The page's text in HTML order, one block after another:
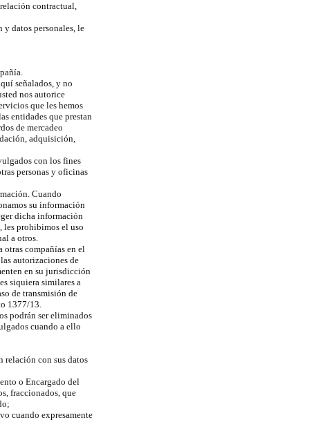
contractual,
y datos personales, le
señalados, y no
nos autorice
que les hemos
entidades que prestan
de mercadeo
adquisición,
con los fines
personas y oficinas
Cuando
su información
dicha información
les prohibimos el uso
a otros.
otras compañías en el
autorizaciones de
en su jurisdicción
siquiera similares a
de transmisión de
1377/13.
podrán ser eliminados
cuando a ello
relación con sus datos
o Encargado del
fraccionados, que
cuando expresamente